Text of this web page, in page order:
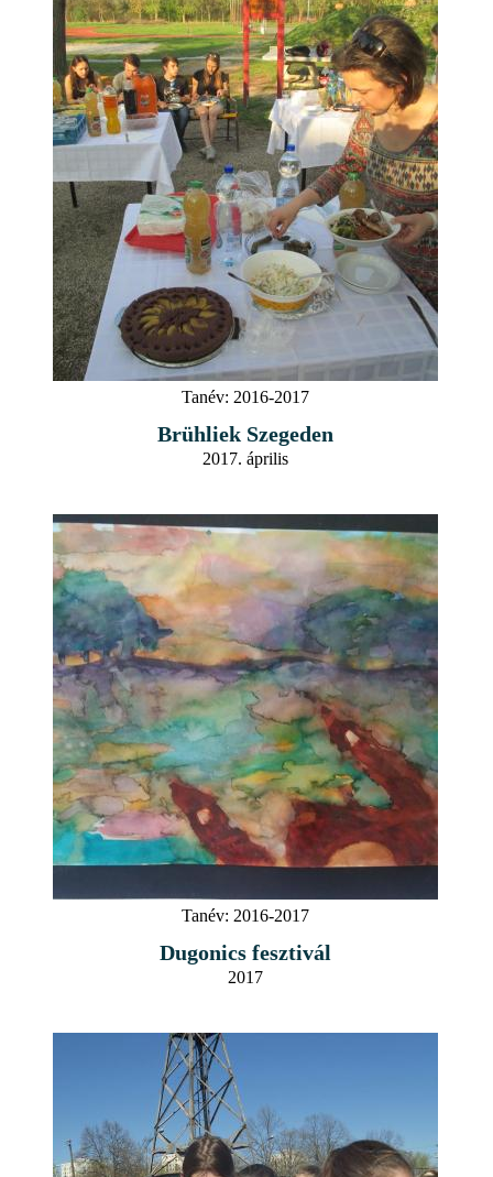
Tanév: 2016-2017
Brühliek Szegeden
2017. április
Tanév: 2016-2017
Dugonics fesztivál
2017